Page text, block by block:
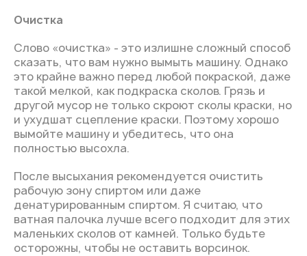
Очистка
Слово «очистка» - это излишне сложный способ
сказать, что вам нужно вымыть машину. Однако
это крайне важно перед любой покраской, даже
такой мелкой, как подкраска сколов. Грязь и
другой мусор не только скроют сколы краски, но
и ухудшат сцепление краски. Поэтому хорошо
вымойте машину и убедитесь, что она
полностью высохла.
После высыхания рекомендуется очистить
рабочую зону спиртом или даже
денатурированным спиртом. Я считаю, что
ватная палочка лучше всего подходит для этих
маленьких сколов от камней. Только будьте
осторожны, чтобы не оставить ворсинок.